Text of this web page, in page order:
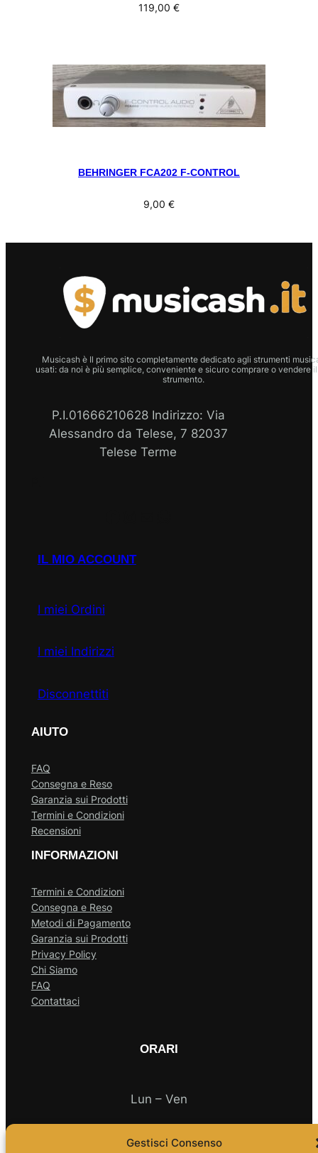
Gestisci Consenso
119,00 €
BEHRINGER FCA202 F-CONTROL
9,00 €
Musicash è Il primo sito completamente dedicato agli strumenti
usati: da noi è più semplice, conveniente e sicuro comprare o vendere
strumento.
P.I.01666210628 Indirizzo: Via
Alessandro da Telese, 7 82037
Telese Terme
IL MIO ACCOUNT
I miei Ordini
I miei Indirizzi
Disconnettiti
AIUTO
FAQ
Consegna e Reso
Garanzia sui Prodotti
Termini e Condizioni
Recensioni
INFORMAZIONI
Termini e Condizioni
Consegna e Reso
Metodi di Pagamento
Garanzia sui Prodotti
Privacy Policy
Chi Siamo
FAQ
Contattaci
ORARI
Lun – Ven
10.00 – 18.00